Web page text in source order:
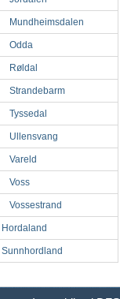
Mundheimsdalen
Odda
Røldal
Strandebarm
Tyssedal
Ullensvang
Vareld
Voss
Vossestrand
Hordaland
Sunnhordland